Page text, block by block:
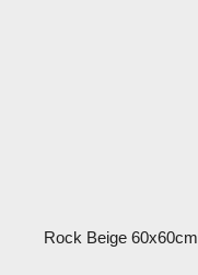
Rock Beige 60x60cm